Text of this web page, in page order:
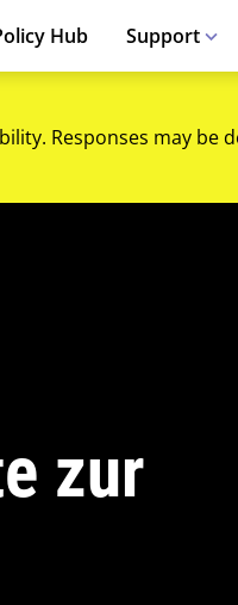
Hub Support
Responses may be
zur